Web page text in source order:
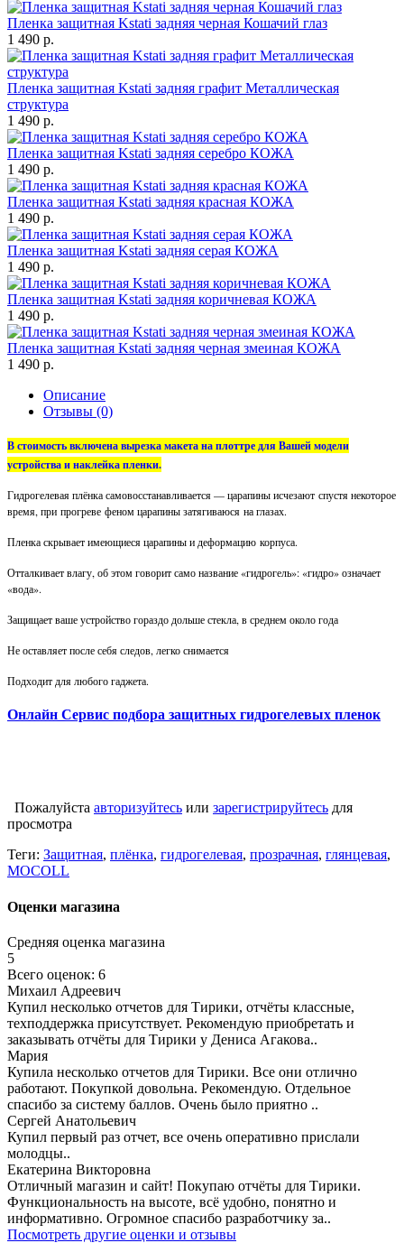
Пленка защитная Kstati задняя черная Кошачий глаз
1 490 р.
Пленка защитная Kstati задняя графит Металлическая
структура
1 490 р.
Пленка защитная Kstati задняя серебро КОЖА
1 490 р.
Пленка защитная Kstati задняя красная КОЖА
1 490 р.
Пленка защитная Kstati задняя серая КОЖА
1 490 р.
Пленка защитная Kstati задняя коричневая КОЖА
1 490 р.
Пленка защитная Kstati задняя черная змеиная КОЖА
1 490 р.
Описание
Отзывы (0)
В стоимость включена вырезка макета на плоттре для Вашей модели
устройства и наклейка пленки.
Гидрогелевая плёнка самовосстанавливается — царапины исчезают спустя некоторое
время, при прогреве феном царапины затягиваюся на глазах.
Пленка скрывает имеющиеся царапины и деформацию корпуса.
Отталкивает влагу, об этом говорит само название «гидрогель»: «гидро» означает
«вода».
Защищает ваше устройство гораздо дольше стекла, в среднем около года
Не оставляет после себя следов, легко снимается
Подходит для любого гаджета.
Онлайн Сервис подбора защитных гидрогелевых пленок
Пожалуйста авторизуйтесь или зарегистрируйтесь для
просмотра
Теги: Защитная, плёнка, гидрогелевая, прозрачная, глянцевая,
MOCOLL
Оценки магазина
Средняя оценка магазина
5
Всего оценок: 6
Михаил Адреевич
Купил несколько отчетов для Тирики, отчёты классные,
техподдержка присутствует. Рекомендую приобретать и
заказывать отчёты для Тирики у Дениса Агакова..
Мария
Купила несколько отчетов для Тирики. Все они отлично
работают. Покупкой довольна. Рекомендую. Отдельное
спасибо за систему баллов. Очень было приятно ..
Сергей Анатольевич
Купил первый раз отчет, все очень оперативно прислали
молодцы..
Екатерина Викторовна
Отличный магазин и сайт! Покупаю отчёты для Тирики.
Функциональность на высоте, всё удобно, понятно и
информативно. Огромное спасибо разработчику за..
Посмотреть другие оценки и отзывы